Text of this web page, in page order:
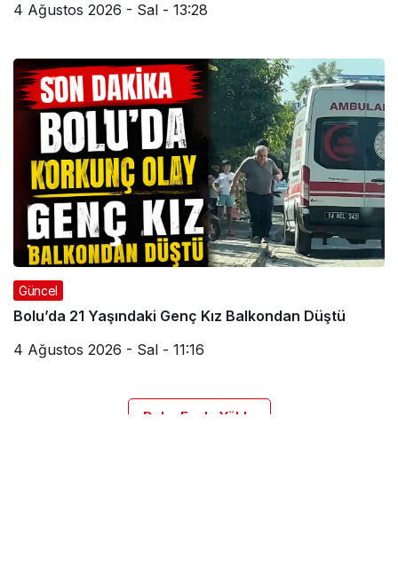
4 Ağustos 2026 - Sal - 13:28
Güncel
Bolu’da 21 Yaşındaki Genç Kız Balkondan Düştü
4 Ağustos 2026 - Sal - 11:16
Daha Fazla Yükle